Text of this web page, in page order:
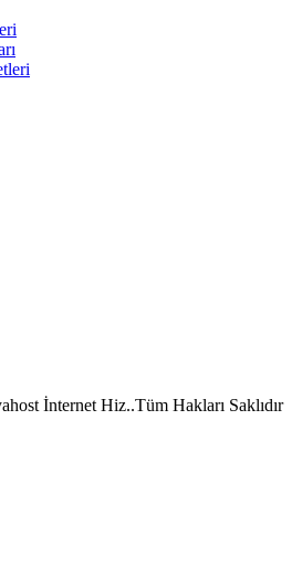
İnternet Hiz..Tüm Hakları Saklıdır